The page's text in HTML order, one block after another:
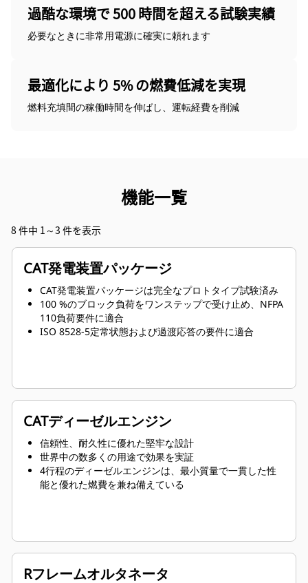
過酷な環境で 500 時間を超える試験実績
必要なときに非常用電源に確実に頼れます
最適化により 5% の燃費低減を実現
燃料充填間の稼働時間を伸ばし、運転経費を削減
機能一覧
8 件中 1～3 件を表示
CAT発電装置パッケージ
CAT発電装置パッケージは完全なプロトタイプ試験済み
100 %のブロック負荷をワンステップで受け止め、NFPA
110負荷要件に適合
ISO 8528-5定常状態および過渡応答の要件に適合
CATディーゼルエンジン
信頼性、耐久性に優れた堅牢な設計
世界中の数多くの用途で効果を実証
4行程のディーゼルエンジンは、最小質量で一貫した性
能と優れた燃費を兼ね備えている
Rフレームオルタネータ